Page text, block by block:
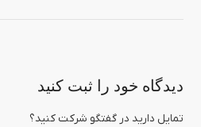
دیدگاه خود را ثبت کنید
تمایل دارید در گفتگو شرکت کنید؟